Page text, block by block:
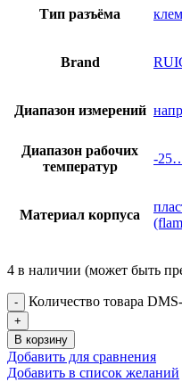
Тип разъёма
Brand
Диапазон измерений
Диапазон рабочих
температур
-
Материал корпуса
4 в наличии (может быть
Количество товара
В корзину
Добавить для сравнения
Добавить в список желаний